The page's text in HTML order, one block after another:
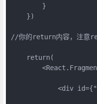
        }
    })
//你的return内容，注意
    return(
<div